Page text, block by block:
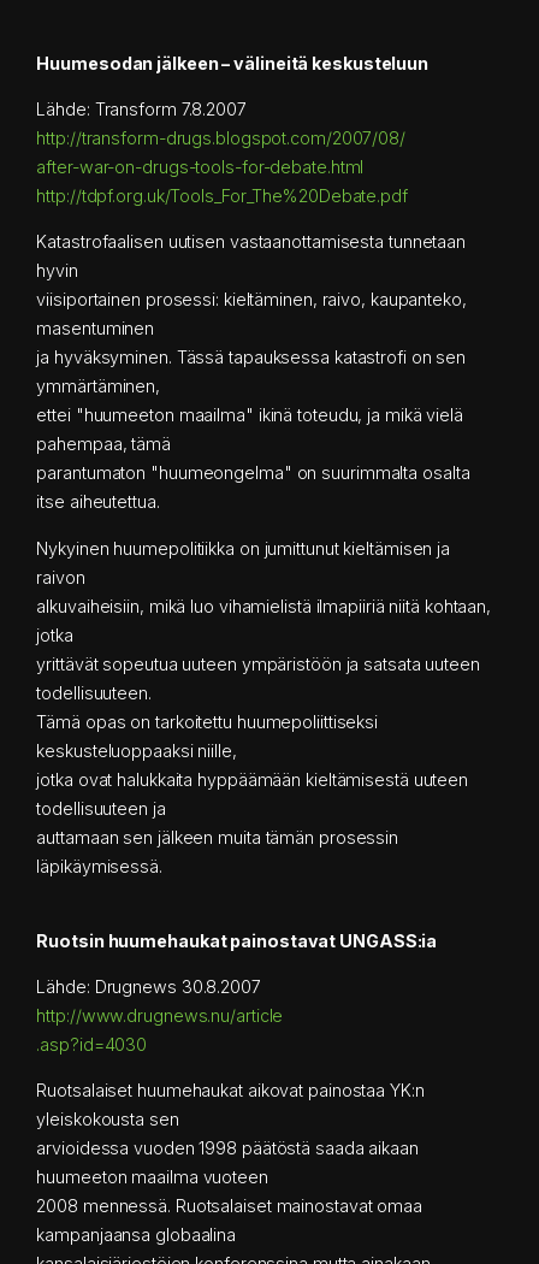
Huumesodan jälkeen – välineitä keskusteluun
Lähde: Transform 7.8.2007
http://transform-drugs.blogspot.com/2007/08/
after-war-on-drugs-tools-for-debate.html
http://tdpf.org.uk/Tools_For_The%20Debate.pdf
Katastrofaalisen uutisen vastaanottamisesta tunnetaan
hyvin
viisiportainen prosessi: kieltäminen, raivo, kaupanteko,
masentuminen
ja hyväksyminen. Tässä tapauksessa katastrofi on sen
ymmärtäminen,
ettei "huumeeton maailma" ikinä toteudu, ja mikä vielä
pahempaa, tämä
parantumaton "huumeongelma" on suurimmalta osalta
itse aiheutettua.
Nykyinen huumepolitiikka on jumittunut kieltämisen ja
raivon
alkuvaiheisiin, mikä luo vihamielistä ilmapiiriä niitä kohtaan,
jotka
yrittävät sopeutua uuteen ympäristöön ja satsata uuteen
todellisuuteen.
Tämä opas on tarkoitettu huumepoliittiseksi
keskusteluoppaaksi niille,
jotka ovat halukkaita hyppäämään kieltämisestä uuteen
todellisuuteen ja
auttamaan sen jälkeen muita tämän prosessin
läpikäymisessä.
Ruotsin huumehaukat painostavat UNGASS:ia
Lähde: Drugnews 30.8.2007
http://www.drugnews.nu/article
.asp?id=4030
Ruotsalaiset huumehaukat aikovat painostaa YK:n
yleiskokousta sen
arvioidessa vuoden 1998 päätöstä saada aikaan
huumeeton maailma vuoteen
2008 mennessä. Ruotsalaiset mainostavat omaa
kampanjaansa globaalina